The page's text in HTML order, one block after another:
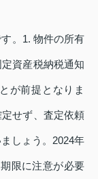
。1. 物件の所有
資産税納税通知
が前提となりま
せず、査定依頼
しょう。2024年
限に注意が必要